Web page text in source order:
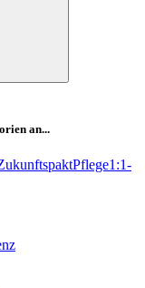
an...
1:1-